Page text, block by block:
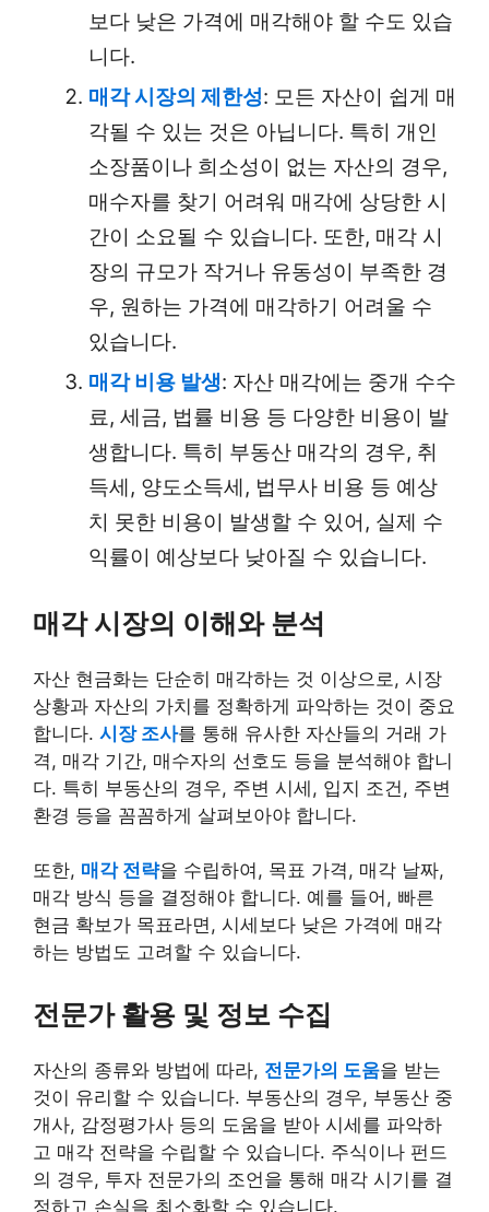
보다 낮은 가격에 매각해야 할 수도 있습
니다.
매각 시장의 제한성: 모든 자산이 쉽게 매
각될 수 있는 것은 아닙니다. 특히 개인
소장품이나 희소성이 없는 자산의 경우,
매수자를 찾기 어려워 매각에 상당한 시
간이 소요될 수 있습니다. 또한, 매각 시
장의 규모가 작거나 유동성이 부족한 경
우, 원하는 가격에 매각하기 어려울 수
있습니다.
매각 비용 발생: 자산 매각에는 중개 수수
료, 세금, 법률 비용 등 다양한 비용이 발
생합니다. 특히 부동산 매각의 경우, 취
득세, 양도소득세, 법무사 비용 등 예상
치 못한 비용이 발생할 수 있어, 실제 수
익률이 예상보다 낮아질 수 있습니다.
매각 시장의 이해와 분석
자산 현금화는 단순히 매각하는 것 이상으로, 시장
상황과 자산의 가치를 정확하게 파악하는 것이 중요
합니다. 시장 조사를 통해 유사한 자산들의 거래 가
격, 매각 기간, 매수자의 선호도 등을 분석해야 합니
다. 특히 부동산의 경우, 주변 시세, 입지 조건, 주변
환경 등을 꼼꼼하게 살펴보아야 합니다.
또한, 매각 전략을 수립하여, 목표 가격, 매각 날짜,
매각 방식 등을 결정해야 합니다. 예를 들어, 빠른
현금 확보가 목표라면, 시세보다 낮은 가격에 매각
하는 방법도 고려할 수 있습니다.
전문가 활용 및 정보 수집
자산의 종류와 방법에 따라, 전문가의 도움을 받는
것이 유리할 수 있습니다. 부동산의 경우, 부동산 중
개사, 감정평가사 등의 도움을 받아 시세를 파악하
고 매각 전략을 수립할 수 있습니다. 주식이나 펀드
의 경우, 투자 전문가의 조언을 통해 매각 시기를 결
정하고 손실을 최소화할 수 있습니다.